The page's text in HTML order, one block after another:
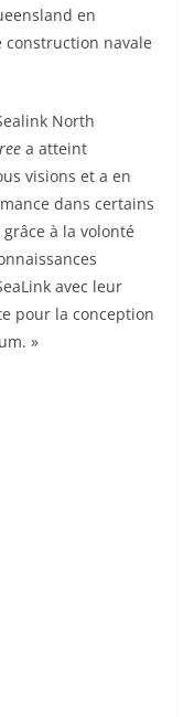
en
navale
North
a atteint
visions et a en
dans certains
à la volonté
avec leur
pour la conception
»